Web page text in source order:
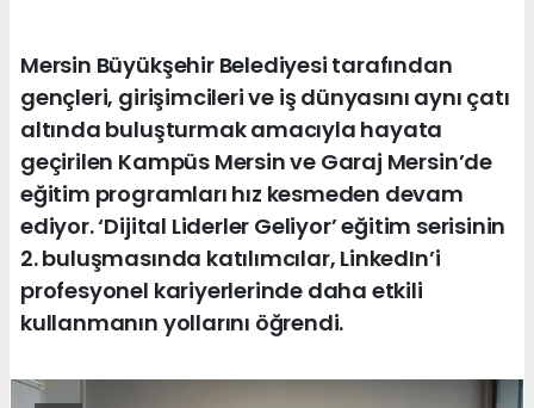
Mersin Büyükşehir Belediyesi tarafından
gençleri, girişimcileri ve iş dünyasını aynı çatı
altında buluşturmak amacıyla hayata
geçirilen Kampüs Mersin ve Garaj Mersin’de
eğitim programları hız kesmeden devam
ediyor. ‘Dijital Liderler Geliyor’ eğitim serisinin
2. buluşmasında katılımcılar, LinkedIn’i
profesyonel kariyerlerinde daha etkili
kullanmanın yollarını öğrendi.